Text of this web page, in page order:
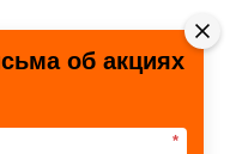
об акциях
*